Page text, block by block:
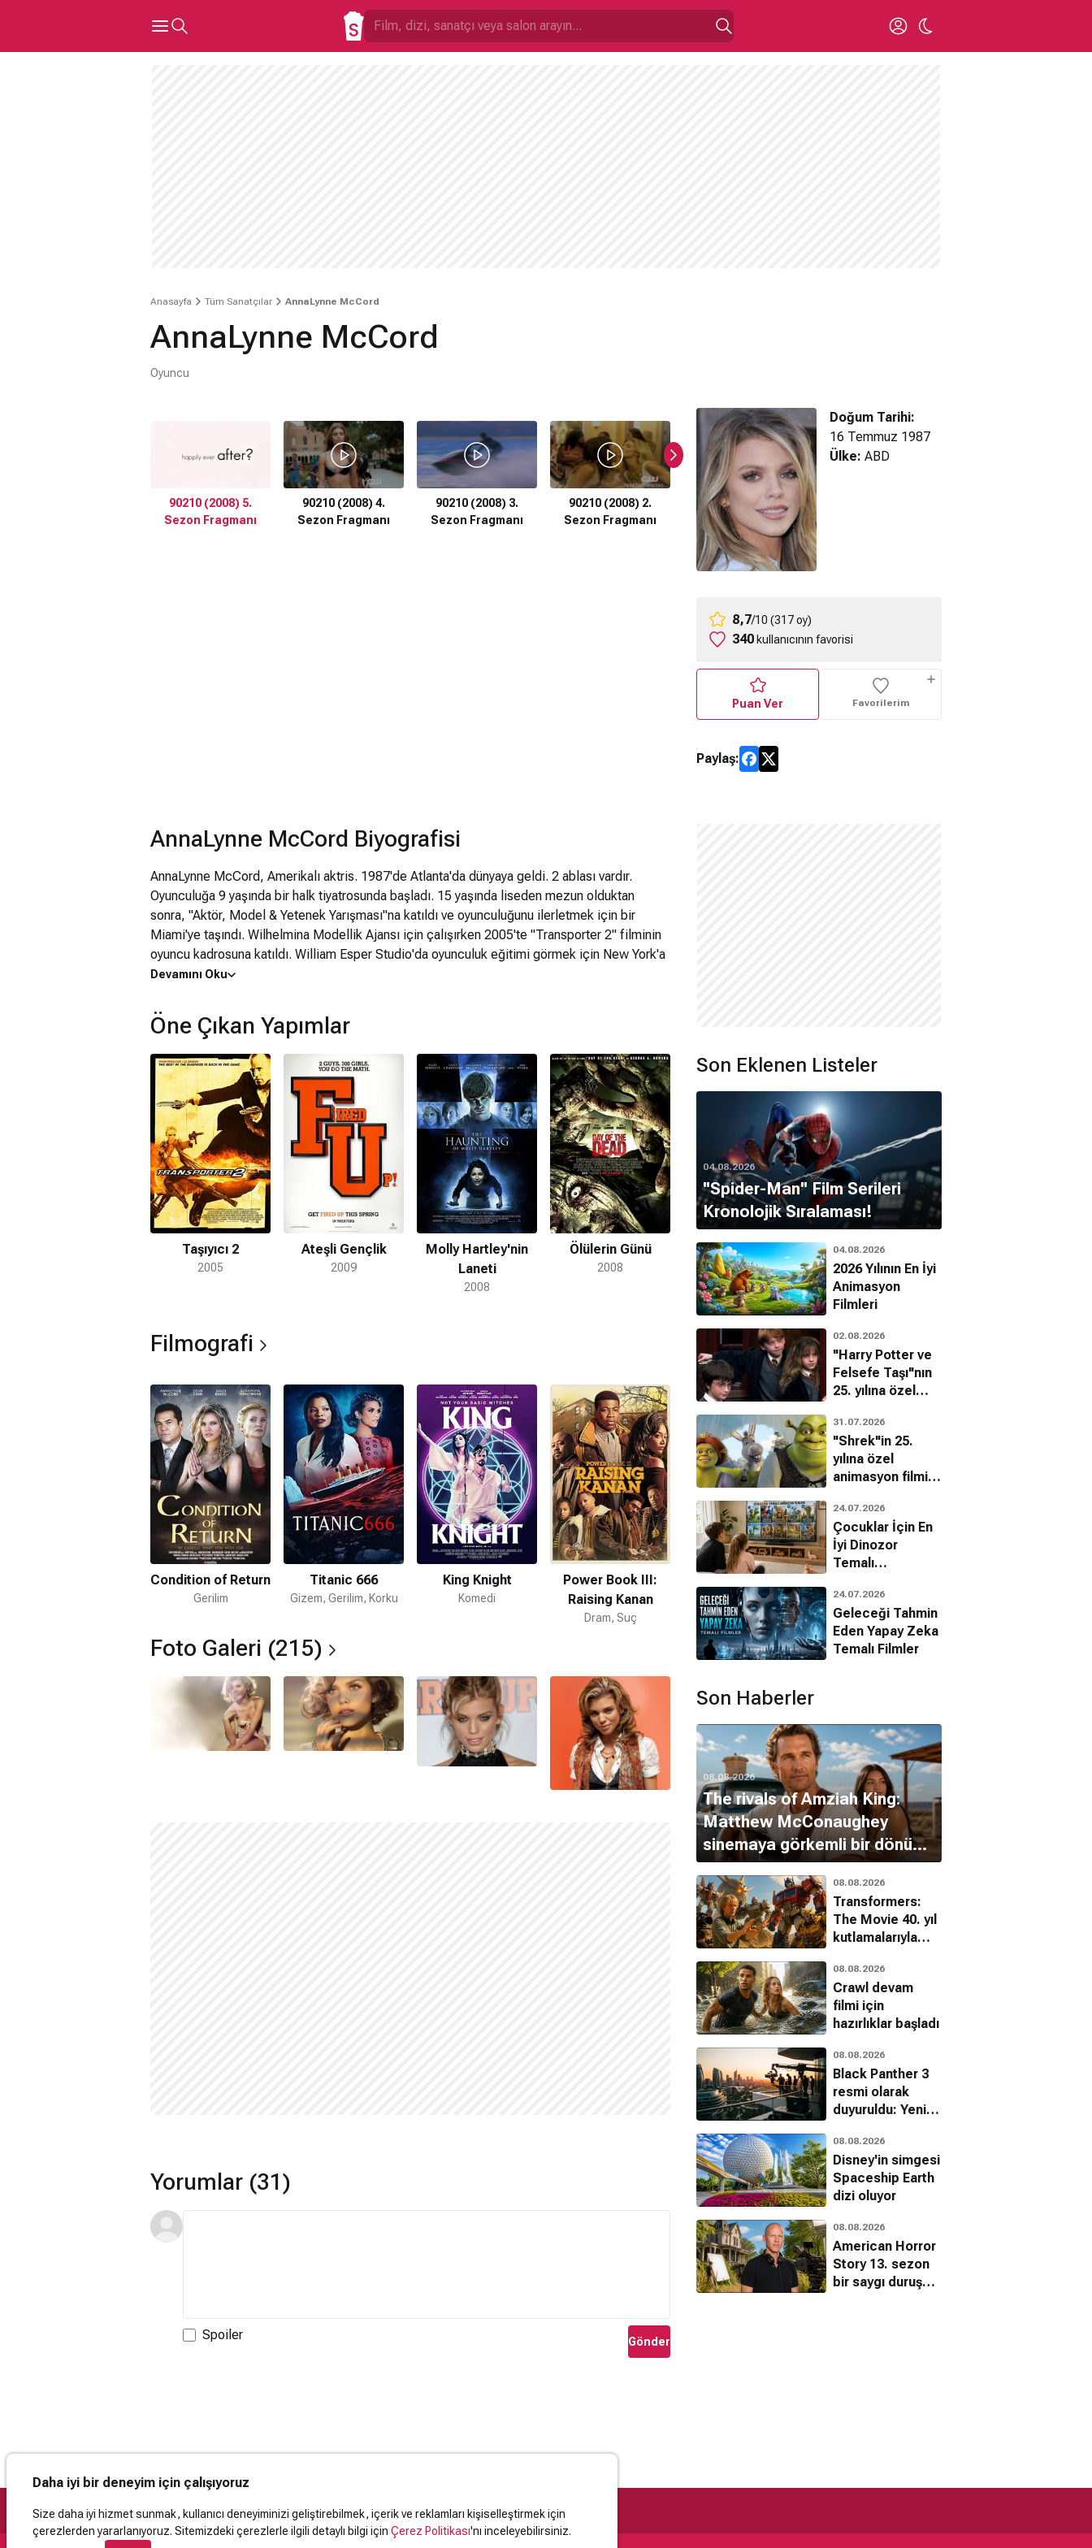
Anasayfa Tüm Sanatçılar AnnaLynne McCord
AnnaLynne McCord
Oyuncu
90210 (2008) 5.
Sezon Fragmanı
90210 (2008) 4.
Sezon Fragmanı
90210 (2008) 3.
Sezon Fragmanı
90210 (2008) 2.
Sezon Fragmanı
90210 (2008) 1.
Sezon Fragmanı
Doğum Tarihi:
16 Temmuz 1987
Ülke: ABD
8,7/10 (317 oy)
340 kullanıcının favorisi
Puan Ver Favorilerim
Paylaş:
AnnaLynne McCord Biyografisi
AnnaLynne McCord, Amerikalı aktris. 1987'de Atlanta'da dünyaya geldi. 2 ablası vardır.
Oyunculuğa 9 yaşında bir halk tiyatrosunda başladı. 15 yaşında liseden mezun olduktan
sonra, "Aktör, Model & Yetenek Yarışması"na katıldı ve oyunculuğunu ilerletmek için bir
Miami'ye taşındı. Wilhelmina Modellik Ajansı için çalışırken 2005'te "Transporter 2" filminin
oyuncu kadrosuna katıldı. William Esper Studio'da oyunculuk eğitimi görmek için New York'a
taşındığında NY'un önde gelen yetenek ajansı Frontier Booking International tarafından temsil
Cold Case , Ugly Betty, CSI: Miami gibi dizilerde misafir oyuncu olarak bulundu. 2007'de
Nip/Tuck dizisine Eden Lord rolüyle katıldığında tanınmaya başladı. 2008'de başlayıp 5
sezon devam eden 90210 dizisindeki Naomi Clark rolüyle şöhreti iyice arttı. Bu dönemde
The Twilight Saga: New Moon filmindeki Heidi rolü için düşünülse de rol, Kanadalı Noot
Seear'a gitti. Officer Down, Santa's Little Helper, 68 Kill gibi filmlerde önemli karakterleri
canlandırdı. Kendisi gibi oyuncu olan Kellan Lutz ve Dominic Purcell ile beraberlikler
yaşamıştır.
Devamını Oku
Öne Çıkan Yapımlar
Taşıyıcı 2
2005
Ateşli Gençlik
2009
Molly Hartley'nin
Laneti
2008
Ölülerin Günü
2008
Filmografi
Condition of Return
Gerilim
Titanic 666
Gizem, Gerilim, Korku
King Knight
Komedi
Power Book III:
Raising Kanan
Dram, Suç
Foto Galeri (215)
Yorumlar (31)
Spoiler Gönder
Son Eklenen Listeler
04.08.2026
''Spider-Man'' Film Serileri
Kronolojik Sıralaması!
04.08.2026
2026 Yılının En İyi
Animasyon
Filmleri
02.08.2026
"Harry Potter ve
Felsefe Taşı"nın
25. yılına özel
bilinmeyenleri!
31.07.2026
"Shrek"in 25.
yılına özel
animasyon filmin
24.07.2026
Çocuklar İçin En
İyi Dinozor
Temalı
Filmleri
24.07.2026
Geleceği Tahmin
Eden Yapay Zeka
Temalı Filmler
Son Haberler
08.08.2026
The rivals of Amziah King:
Matthew McConaughey
sinemaya görkemli bir dönüş
yapıyor
08.08.2026
Transformers:
The Movie 40. yıl
kutlamalarıyla
dönüyor
08.08.2026
Crawl devam
filmi için
hazırlıklar başladı
08.08.2026
Black Panther 3
resmi olarak
duyuruldu: Yeni
08.08.2026
Disney'in simgesi
Spaceship Earth
dizi oluyor
08.08.2026
American Horror
Story 13. sezon
bir saygı duruşu
Daha iyi bir deneyim için çalışıyoruz
Size daha iyi hizmet sunmak, kullanıcı deneyiminizi geliştirebilmek, içerik ve reklamları kişiselleştirmek için
çerezlerden yararlanıyoruz. Sitemizdeki çerezlerle ilgili detaylı bilgi için Çerez Politikası'nı inceleyebilirsiniz.